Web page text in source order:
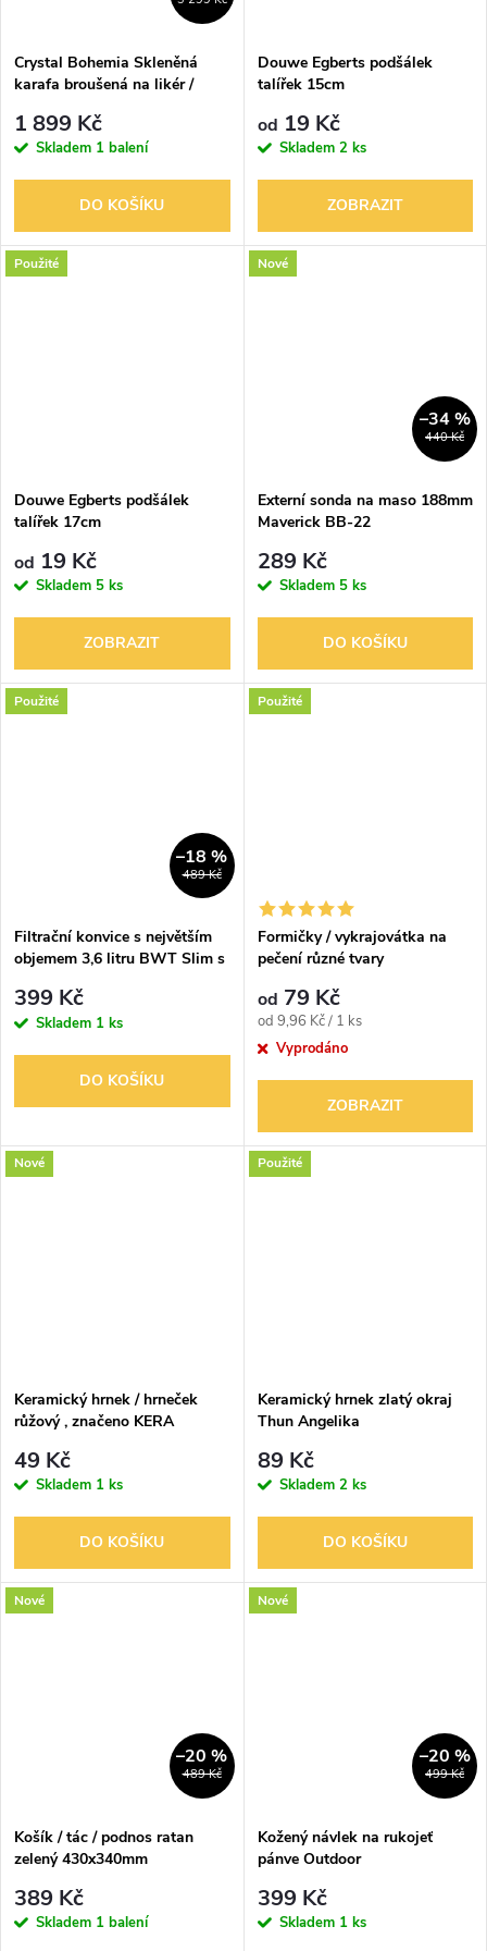
Crystal Bohemia Skleněná
karafa broušená na likér /
1 899 Kč
Skladem 1 balení
DO KOŠÍKU
Douwe Egberts podšálek
talířek 15cm
od 19 Kč
Skladem 2 ks
ZOBRAZIT
Použité
Douwe Egberts podšálek
talířek 17cm
od 19 Kč
Skladem 5 ks
ZOBRAZIT
Nové
440 Kč
–34 %
Externí sonda na maso 188mm
Maverick BB-22
289 Kč
Skladem 5 ks
DO KOŠÍKU
Použité
489 Kč
–18 %
Filtrační konvice s největším
objemem 3,6 litru BWT Slim s
indikátorem
399 Kč
Skladem 1 ks
DO KOŠÍKU
Použité
Formičky / vykrajovátka na
pečení různé tvary
od 79 Kč
Měrná
cena:
od 9,96 Kč / 1 ks
Vyprodáno
ZOBRAZIT
Nové
Keramický hrnek / hrneček
růžový , značeno KERA
49 Kč
Skladem 1 ks
DO KOŠÍKU
Použité
Keramický hrnek zlatý okraj
Thun Angelika
89 Kč
Skladem 2 ks
DO KOŠÍKU
Nové
489 Kč
–20 %
Košík / tác / podnos ratan
zelený 430x340mm
389 Kč
Skladem 1 balení
Nové
499 Kč
–20 %
Kožený návlek na rukojeť
pánve Outdoor
399 Kč
Skladem 1 ks